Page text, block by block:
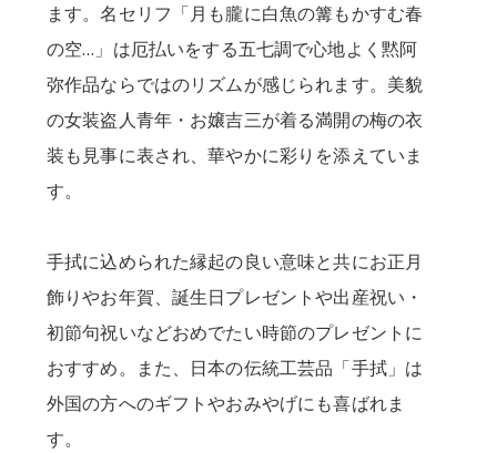
ます。名セリフ「月も朧に白魚の篝もかすむ春
の空…」は厄払いをする五七調で心地よく黙阿
弥作品ならではのリズムが感じられます。美貌
の女装盗人青年・お嬢吉三が着る満開の梅の衣
装も見事に表され、華やかに彩りを添えていま
す。
手拭に込められた縁起の良い意味と共にお正月
飾りやお年賀、誕生日プレゼントや出産祝い・
初節句祝いなどおめでたい時節のプレゼントに
おすすめ。また、日本の伝統工芸品「手拭」は
外国の方へのギフトやおみやげにも喜ばれま
す。